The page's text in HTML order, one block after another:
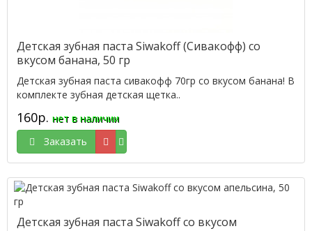
Детская зубная паста Siwakoff (Сивакофф) со
вкусом банана, 50 гр
Детская зубная паста сивакофф 70гр со вкусом банана! В
комплекте зубная детская щетка..
160р. нет в наличии
Заказать
Детская зубная паста Siwakoff со вкусом